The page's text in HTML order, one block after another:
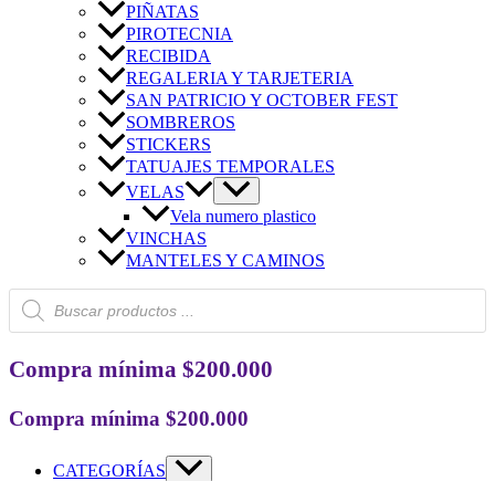
PIÑATAS
PIROTECNIA
RECIBIDA
REGALERIA Y TARJETERIA
SAN PATRICIO Y OCTOBER FEST
SOMBREROS
STICKERS
TATUAJES TEMPORALES
VELAS
Vela numero plastico
VINCHAS
MANTELES Y CAMINOS
Búsqueda
de
productos
Compra mínima $200.000
Compra mínima $200.000
CATEGORÍAS